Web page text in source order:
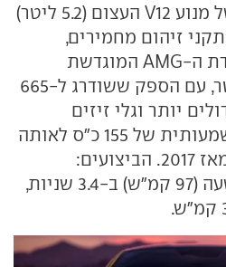
הוואנטאג' משירותיו של מנוע V12 העצום (5.2 ליטר)
זיהום מחמירים,
והותירה אותה עם יחידת ה-AMG המוגדשת
והמוכרת בנפח 4.0 ליטר, עם הספק ששודרג ל-665
יותר וגלי זיזים
משופרים - תוספת משמעותית של 155 כ"ס לאותה
יחידה ששירתה בדגם מאז 2017. הביצועים:
מעמידה ל-60 מייל לשעה (97 קמ"ש) ב-3.4 שניות,